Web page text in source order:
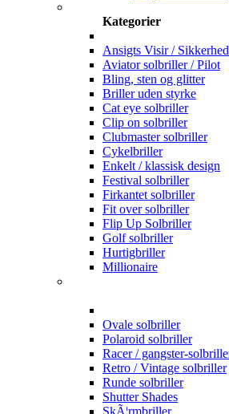
Kategorier
Ansigts Visir /
Aviator solbriller / Pilot
Bling, sten og glitter
Briller uden styrke
Cat eye solbriller
Clip on solbriller
Clubmaster solbriller
Cykelbriller
Enkelt / klassisk design
Festival solbriller
Firkantet solbriller
Fit over solbriller
Flip Up Solbriller
Golf solbriller
Hurtigbriller
Millionaire
Ovale solbriller
Polaroid solbriller
Racer / gangster-
Retro / Vintage solbriller
Runde solbriller
Shutter Shades
SkÃ¦rmbriller